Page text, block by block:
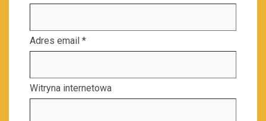
Adres email *
Witryna internetowa